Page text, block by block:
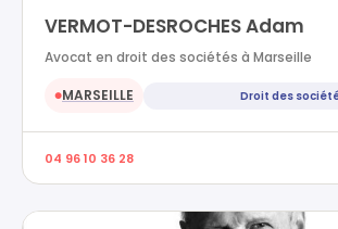
VERMOT-DESROCHES Adam
Avocat en droit des sociétés à Marseille
●MARSEILLE Droit des
04 96 10 36 28